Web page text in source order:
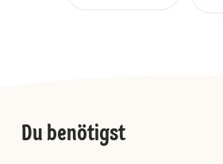
Du benötigst